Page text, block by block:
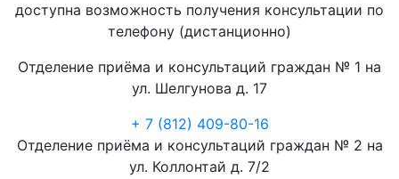
доступна возможность получения консультации по
телефону (дистанционно)
Отделение приёма и консультаций граждан № 1 на
ул. Шелгунова д. 17
+ 7 (812) 409-80-16
Отделение приёма и консультаций граждан № 2 на
ул. Коллонтай д. 7/2